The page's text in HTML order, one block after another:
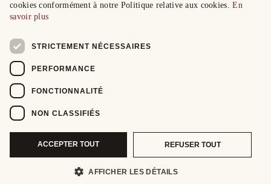
cookies conformément à notre Politique relative aux cookies.En
savoir plus
STRICTEMENT NÉCESSAIRES
PERFORMANCE
FONCTIONNALITÉ
NON CLASSIFIÉS
ACCEPTER TOUT REFUSER TOUT
AFFICHER LES DÉTAILS